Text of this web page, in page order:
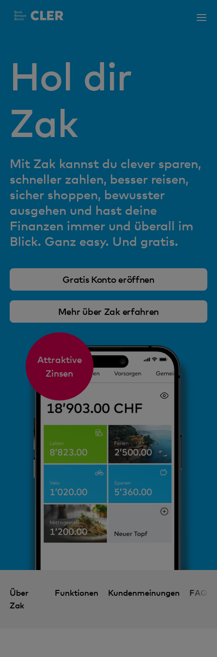
Hol dir
Zak
Mit Zak kannst du clever sparen,
schneller zahlen, besser reisen,
sicher shoppen, bewusster
ausgehen und hast deine
Finanzen immer und überall im
Blick. Ganz easy. Und gratis.
Gratis Konto eröffnen
Mehr über Zak erfahren
Attraktive
Zinsen
Über
Zak
Funktionen Kundenmeinungen FAQ